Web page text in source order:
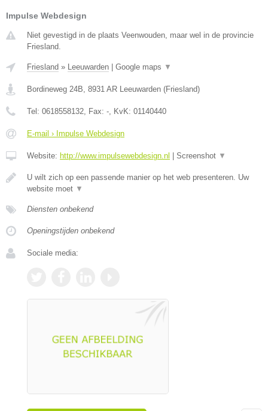
Impulse Webdesign
Niet gevestigd in de plaats Veenwouden, maar wel in de provincie
Friesland.
Friesland » Leeuwarden Google maps ▼
Bordineweg 24B, 8931 AR Leeuwarden (Friesland)
Tel: 0618558132, Fax: -, KvK: 01140440
E-mail › Impulse Webdesign
Website: http://www.impulsewebdesign.nl Screenshot ▼
U wilt zich op een passende manier op het web presenteren. Uw
website moet ▼
Diensten onbekend
Openingstijden onbekend
Sociale media: